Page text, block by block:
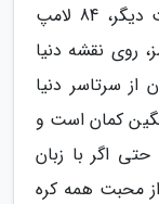
معمولی ناشناخته و مبهم است. در سمت دیگر، 84 لامپ
روی نقشه دنیا
از سرتاسر دنیا
کمان است و
اگر با زبان
محبت همه کره